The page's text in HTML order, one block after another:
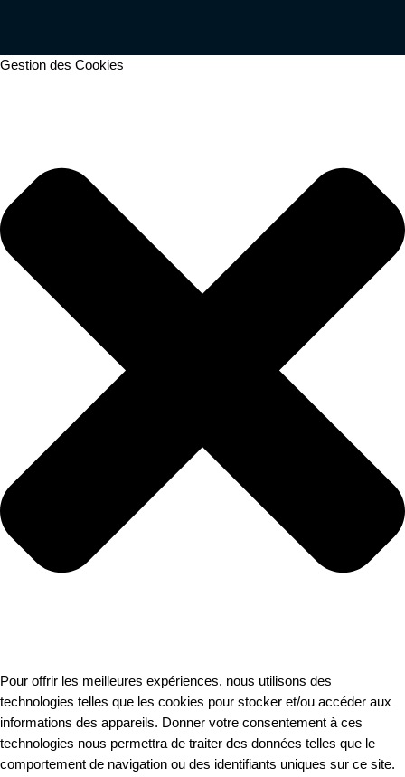
Gestion des Cookies
Pour offrir les meilleures expériences, nous utilisons des
technologies telles que les cookies pour stocker et/ou accéder aux
informations des appareils. Donner votre consentement à ces
technologies nous permettra de traiter des données telles que le
comportement de navigation ou des identifiants uniques sur ce site.